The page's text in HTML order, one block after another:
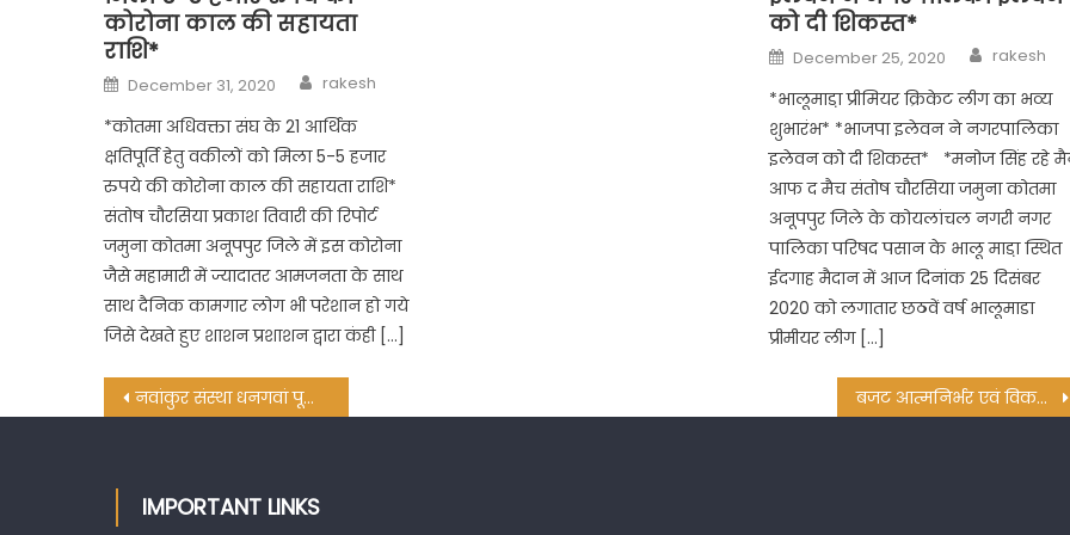
कोरोना काल की सहायता
राशि*
Posted
on
December 31, 2020 Author
rakesh
*कोतमा अधिवक्ता संघ के 21 आर्थिक
क्षतिपूर्ति हेतु वकीलों को मिला 5-5 हजार
रुपये की कोरोना काल की सहायता राशि*
संतोष चौरसिया प्रकाश तिवारी की रिपोर्ट
जमुना कोतमा अनूपपुर जिले में इस कोरोना
जैसे महामारी में ज्यादातर आमजनता के साथ
साथ दैनिक कामगार लोग भी परेशान हो गये
जिसे देखते हुए शाशन प्रशाशन द्वारा कंही […]
को दी शिकस्त*
Posted
on
December 25, 2020 Author
rakesh
*भालूमाडा़ प्रीमियर क्रिकेट लीग का भव्य
शुभारंभ* *भाजपा इलेवन ने नगरपालिका
इलेवन को दी शिकस्त* *मनोज सिंह रहे
आफ द मैच संतोष चौरसिया जमुना कोतमा
अनूपपुर जिले के कोयलांचल नगरी नगर
पालिका परिषद पसान के भालू माडा़ स्थित
ईदगाह मैदान में आज दिनांक 25 दिसंबर
2020 को लगातार छठवें वर्ष भालूमाडा
प्रीमीयर लीग […]
Post
नवांकुर संस्था धनगवां पूर्वी में प्रभात फेरी व कलश यात्रा संपन्न बजट आत्मनिर्भर एवं विकसित भारत के आकांक्षाओं को पूरा करेगा-डाॅ. जे.के. संत
IMPORTANT LINKS